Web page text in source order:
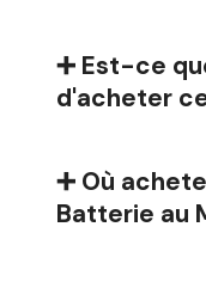
➕ Est-ce
d'acheter
➕ Où
Batterie au